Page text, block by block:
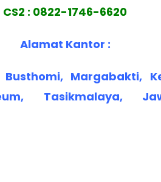
CS2 : 0822-1746-6620
Alamat Kantor :
Busthomi, Margabakti,
Tasikmalaya,